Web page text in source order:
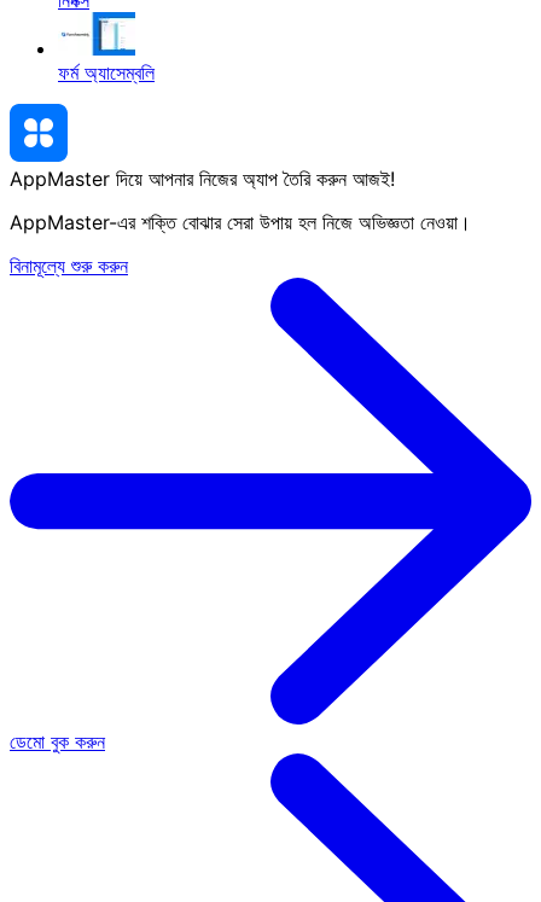
ফর্ম অ্যাসেম্বলি
AppMaster দিয়ে আপনার নিজের অ্যাপ তৈরি করুন আজই!
AppMaster-এর শক্তি বোঝার সেরা উপায় হল নিজে অভিজ্ঞতা নেওয়া।
বিনামূল্যে শুরু করুন
ডেমো বুক করুন